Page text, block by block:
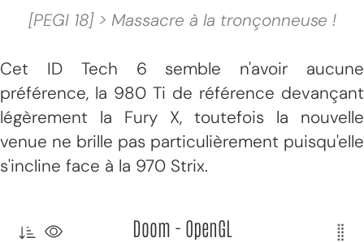
[PEGI 18] > Massacre à la tronçonneuse !
Cet ID Tech 6 semble n'avoir aucune
préférence, la 980 Ti de référence devançant
légèrement la Fury X, toutefois la nouvelle
venue ne brille pas particulièrement puisqu'elle
s'incline face à la 970 Strix.